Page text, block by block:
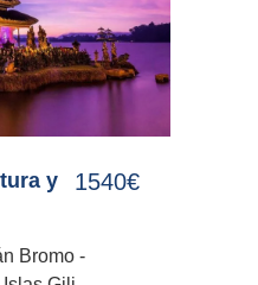
y
1540€
Bromo -